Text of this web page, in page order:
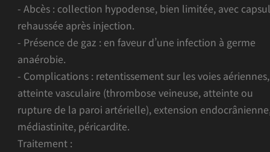
- Abcès : collection hypodense, bien limitée, avec
rehaussée après injection.
- Présence de gaz : en faveur d’une infection à germe
anaérobie.
- Complications : retentissement sur les voies aériennes,
atteinte vasculaire (thrombose veineuse, atteinte ou
rupture de la paroi artérielle), extension
médiastinite, péricardite.
Traitement :